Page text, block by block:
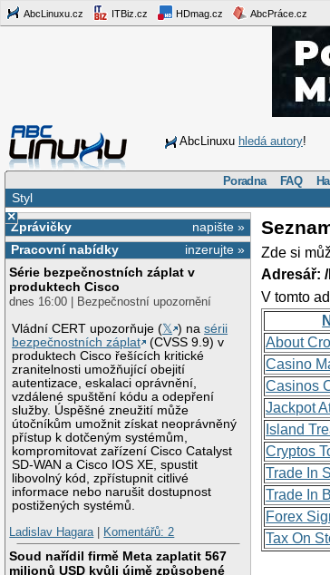
AbcLinuxu.cz ITBiz.cz HDmag.cz AbcPráce.cz
AbcLinuxu hledá autory!
Poradna FAQ
Styl
×
napište »
Zprávičky
inzerujte »
Pracovní nabídky
Série bezpečnostních záplat v
produktech Cisco
dnes 16:00 | Bezpečnostní upozornění
Vládní CERT upozorňuje (𝕏 ) nasérii
bezpečnostních záplat
(CVSS 9.9) v
produktech Cisco řešících kritické
zranitelnosti umožňující obejití
autentizace, eskalaci oprávnění,
vzdálené spuštění kódu a odepření
služby. Úspěšné zneužití může
útočníkům umožnit získat neoprávněný
přístup k dotčeným systémům,
kompromitovat zařízení Cisco Catalyst
SD-WAN a Cisco IOS XE, spustit
libovolný kód, zpřístupnit citlivé
informace nebo narušit dostupnost
postižených systémů.
Ladislav Hagara| Komentářů: 2
Soud nařídil firmě Meta zaplatit 567
milionů USD kvůli újmě způsobené
Zde si
Adresář:
V tomto
About
Casino
Casinos
Jackpot
Island
Cryptos
Trade In
Trade In
Forex
Tax On